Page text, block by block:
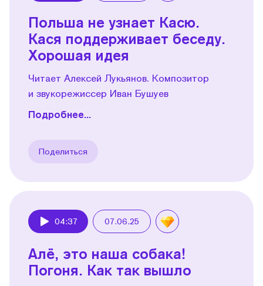
Польша не узнает Касю.
Кася поддерживает беседу.
Хорошая идея
Читает Алексей Лукьянов. Композитор
и звукорежиссер Иван Бушуев
Подробнее...
Поделиться
04:37 07.06.25
Алё, это наша собака!
Погоня. Как так вышло